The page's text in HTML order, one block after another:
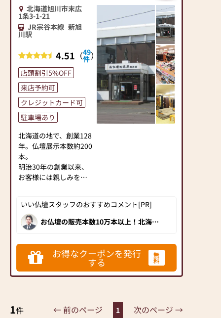
【駐車場】
店舗前にて４台駐車可
能です。
年中無休
00（11月〜3月）10：
00～17：00
【定休日】木曜日、年
末年始
※店の裏側が駐車場と
なります。一方通行で
わかりずらくなってお
りますので、わからな
い場合は、36号線側に
停めていただき店員ま
でお声がけください。
ご案内いたします。
■新型コロナ対策実施
店■
大師堂仏壇店では、従
業員の手洗い・うが
い・マスクの着用を義
務化し、2時間ごとに換
気を行っております。
また、消毒液を設置
し、1日に2回以上の店
内消毒も行っているの
で、ご安心してご来店
ください。
北海道旭川市末広
1条3-1-21
JR宗谷本線 新旭
川駅
4.51 （49
件）
店頭割引5%OFF
来店予約可
クレジットカード可
駐車場あり
北海道の地で、創業128
年。仏壇展示本数約200
本。
明治30年の創業以来、
お客様には親しみを込
日までに10万本を超え
るお仏壇を販売してま
いりました。
ついての知識や経験が
ない方がほとんどで
す。
ではしっくりこないこ
いい仏壇スタッフのおすすめコメント[PR]
お仏壇の販売本数10万本以上！北海道
に渡り地域の方に選ばれてきました。実
績に裏打ちされた品質・価格・展示数・
アフターサポート、全てが全国でもトッ
プクラス。多くの方に親しみを込めて
「よねはらさん」と呼ばれている人気
店、北海道にお住いの方には是非訪問し
お得なクーポンを発行
する
無
料
1件 ← 前のページ 1 次のページ →